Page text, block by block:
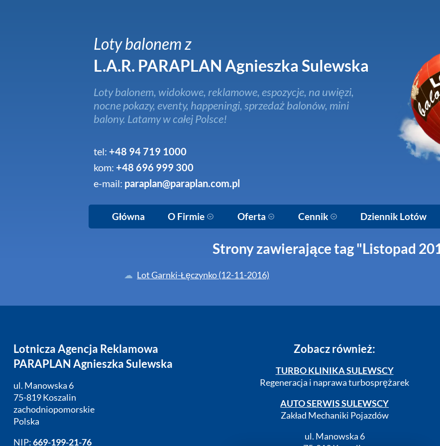
Loty balonem z
L.A.R. PARAPLAN Agnieszka Sulewska
Loty balonem, widokowe, reklamowe, espozycje, na uwięzi,
nocne pokazy, eventy, happeningi, sprzedaż balonów, mini
balony. Latamy w całej Polsce!
tel: +48 94 719 1000
kom: +48 696 999 300
e-mail: paraplan@paraplan.com.pl
Główna O Firmie Oferta Cennik Dziennik Lotów
Strony zawierające tag "Listopad
Lot Garnki-Łęczynko (12-11-2016)
Lotnicza Agencja Reklamowa
PARAPLAN Agnieszka Sulewska
ul. Manowska 6
75-819 Koszalin
zachodniopomorskie
Polska
NIP:669-199-21-76
Zobacz również:
TURBO KLINIKA SULEWSCY
Regeneracja i naprawa turbosprężarek
AUTO SERWIS SULEWSCY
Zakład Mechaniki Pojazdów
ul. Manowska 6